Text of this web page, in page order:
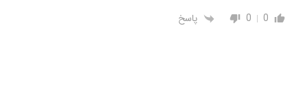
0
0 پاسخ